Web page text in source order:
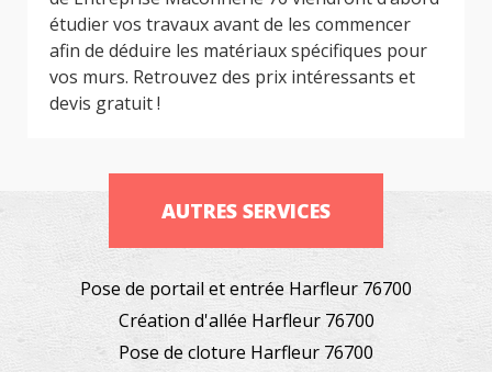
étudier vos travaux avant de les commencer
afin de déduire les matériaux spécifiques pour
vos murs. Retrouvez des prix intéressants et
devis gratuit !
AUTRES SERVICES
Pose de portail et entrée Harfleur 76700
Création d'allée Harfleur 76700
Pose de cloture Harfleur 76700